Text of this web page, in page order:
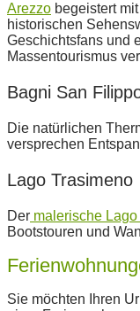
Arezzo begeistert
historischen
Geschichtsfans und
Massentourismus
Bagni San
Die natürlichen
versprechen
Lago Trasimeno
Der malerische
Bootstouren und
Sie möchten Ihren